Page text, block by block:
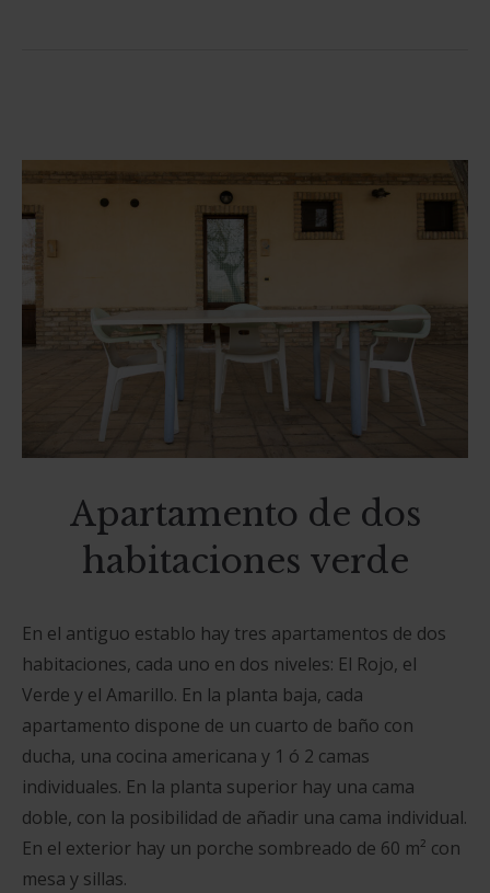
Apartamento de dos
habitaciones verde
En el antiguo establo hay tres apartamentos de dos
habitaciones, cada uno en dos niveles: El Rojo, el
Verde y el Amarillo. En la planta baja, cada
apartamento dispone de un cuarto de baño con
ducha, una cocina americana y 1 ó 2 camas
individuales. En la planta superior hay una cama
doble, con la posibilidad de añadir una cama individual.
En el exterior hay un porche sombreado de 60 m² con
mesa y sillas.